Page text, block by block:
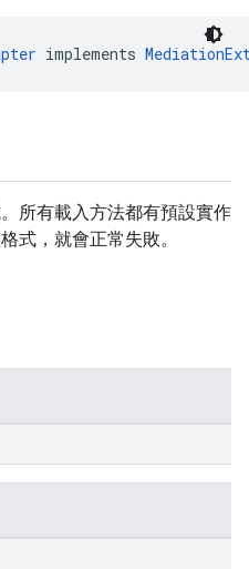
implements
所有載入方法都有預設實作
式，就會正常失敗。